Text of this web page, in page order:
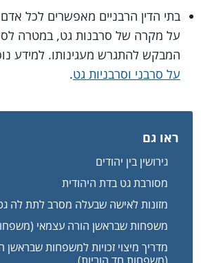
בתי הדין הרבניים מאפשרים לכל אדם
על מקרה של סרבנות גט, במטרה
המבקש להתגרש מעגינותו. למידע
על סרבני וסרבניות גט.
ראו גם
גירושין בין יהודים
מסורבת גט בדת היהודית
מזונות לאישה שבעלה מסרב לתת לה
משפחות שבראשן הורה עצמאי
מדריך מיצוי זכויות למשפחות שבראשן